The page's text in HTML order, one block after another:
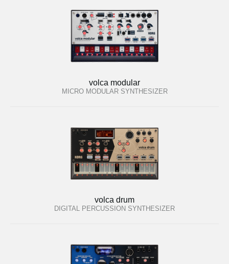
volca modular
MICRO MODULAR SYNTHESIZER
volca drum
DIGITAL PERCUSSION SYNTHESIZER